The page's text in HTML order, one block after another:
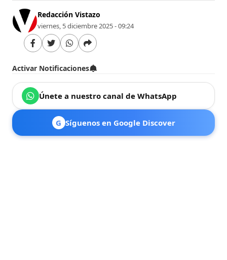
Redacción Vistazo
viernes, 5 diciembre 2025 - 09:24
Activar Notificaciones
Únete a nuestro canal de WhatsApp
G Síguenos en Google Discover